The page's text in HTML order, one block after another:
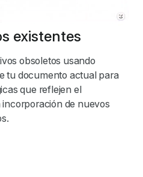
existentes
obsoletos usando
tu documento actual para
que reflejen el
de nuevos